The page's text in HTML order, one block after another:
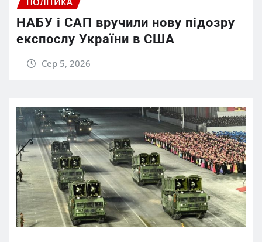
НАБУ і САП вручили нову підозру
експослу України в США
Сер 5, 2026